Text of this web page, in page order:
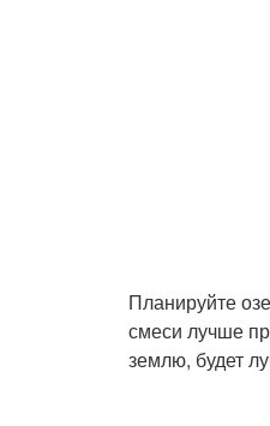
Планируйте
смеси лучше
землю, будет